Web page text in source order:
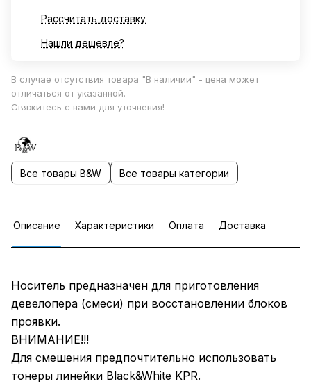
Рассчитать доставку
Нашли дешевле?
В случае отсутствия товара "В наличии" - цена может
отличаться от указанной.
Свяжитесь с нами для уточнения!
Все товары B&W Все товары категории
Описание Характеристики Оплата Доставка
Носитель предназначен для приготовления
девелопера (смеси) при восстановлении блоков
проявки.
ВНИМАНИЕ!!!
Для смешения предпочтительно использовать
тонеры линейки Black&White KPR.